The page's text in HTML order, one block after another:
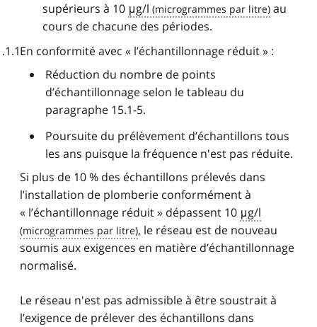
supérieurs à 10 μg/l
au
cours de chacune des périodes.
En conformité avec « l’échantillonnage réduit » :
Réduction du nombre de points
d’échantillonnage selon le tableau du
paragraphe 15.1-5.
Poursuite du prélèvement d’échantillons tous
les ans puisque la fréquence n'est pas réduite.
Si plus de 10 % des échantillons prélevés dans
l’installation de plomberie conformément à
« l’échantillonnage réduit » dépassent 10 μg/l
, le réseau est de nouveau
soumis aux exigences en matière d’échantillonnage
normalisé.
Le réseau n'est pas admissible à être soustrait à
l’exigence de prélever des échantillons dans